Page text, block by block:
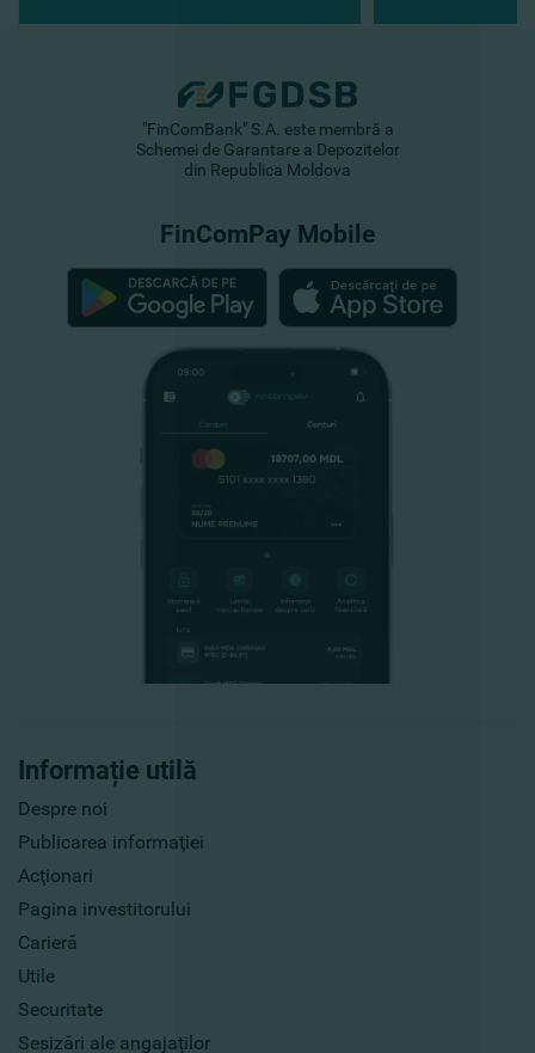
Informație utilă
Despre noi
Publicarea informaţiei
Acţionari
Pagina investitorului
Carieră
Utile
Securitate
Sesizări ale angajaților
"FinComBank" S.A. este membră a
Schemei de Garantare a Depozitelor
din Republica Moldova
FinComPay Mobile